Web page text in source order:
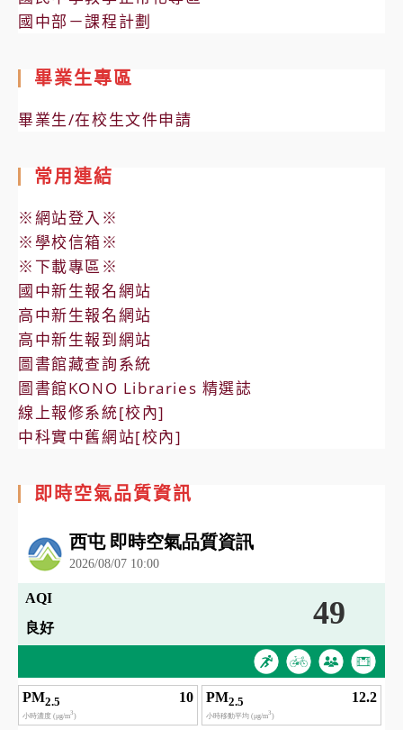
國中部－課程計劃
畢業生專區
畢業生/在校生文件申請
常用連結
※網站登入※
※學校信箱※
※下載專區※
國中新生報名網站
高中新生報名網站
高中新生報到網站
圖書館藏查詢系統
圖書館KONO Libraries 精選誌
線上報修系統[校內]
中科實中舊網站[校內]
即時空氣品質資訊